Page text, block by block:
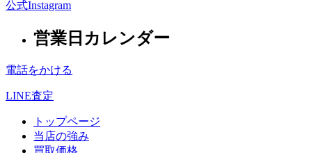
公式Instagram
営業日カレンダー
電話をかける
LINE査定
トップページ
当店の強み
買取価格